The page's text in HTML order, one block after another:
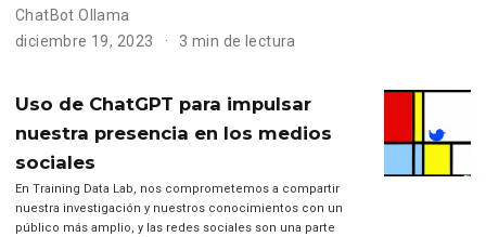
ChatBot Ollama
diciembre 19, 2023
3 min de lectura
Uso de ChatGPT para impulsar
nuestra presencia en los medios
sociales
En Training Data Lab, nos comprometemos a compartir
nuestra investigación y nuestros conocimientos con un
público más amplio, y las redes sociales son una parte